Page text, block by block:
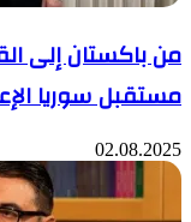
من باكستان إلى
مستقبل سوريا
02.08.2025